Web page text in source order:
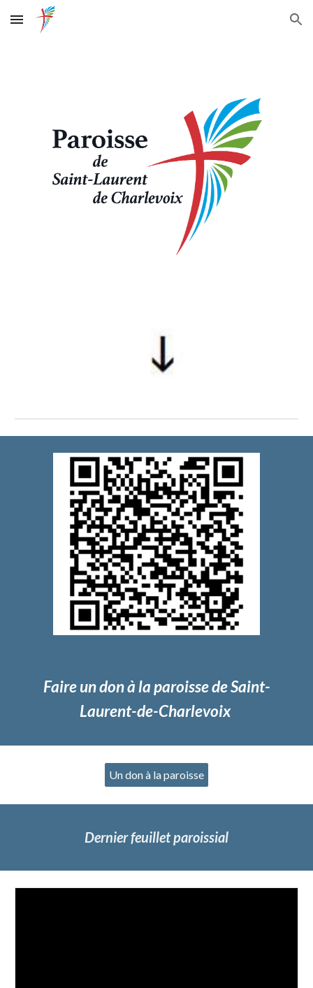
Skip to main content Skip to navigation
Faire un don à la paroisse de Saint-
Laurent-de-Charlevoix
Un don à la paroisse
Dernier feuillet paroissial